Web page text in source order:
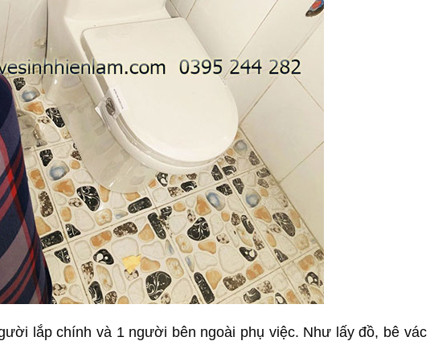
lắp chính và 1 người bên ngoài phụ việc. Như lấy đồ, bê vác